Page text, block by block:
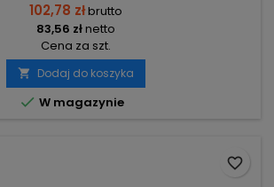
102,78 złbrutto
83,56 złnetto
Cena za szt.
 Dodaj do koszyka
 W magazynie
favorite_border